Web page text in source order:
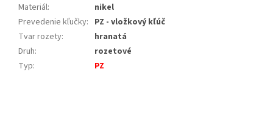
Materiál:
nikel
Prevedenie kľučky: PZ - vložkový kľúč
Tvar rozety:
hranatá
Druh:
rozetové
Typ: PZ